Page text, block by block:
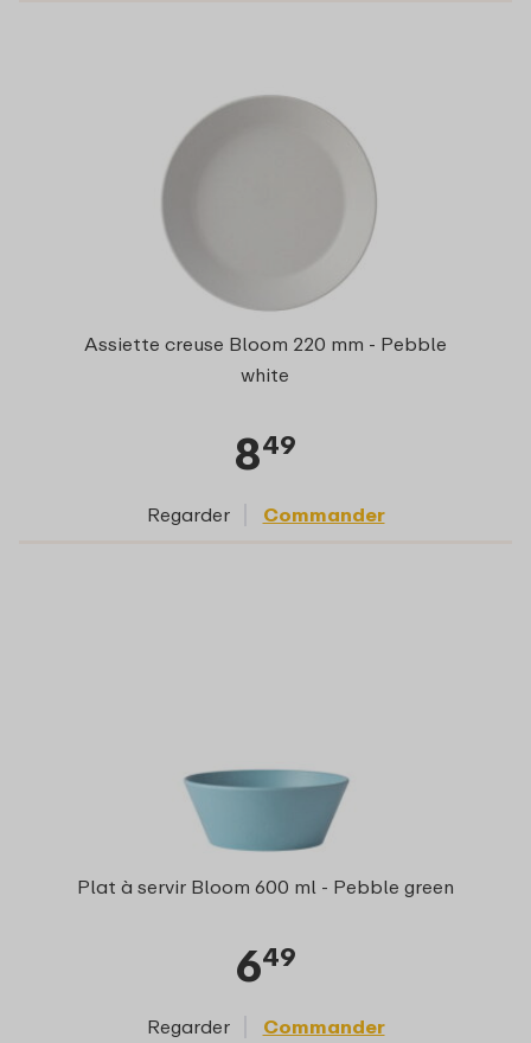
Assiette creuse Bloom 220 mm - Pebble
white
849
Regarder Commander
Plat à servir Bloom 600 ml - Pebble green
649
Regarder Commander